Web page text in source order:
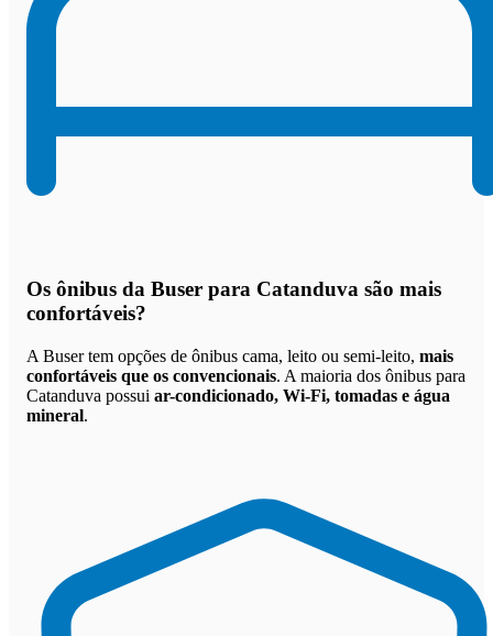
Os ônibus da Buser para Catanduva são mais
confortáveis?
A Buser tem opções de ônibus cama, leito ou semi-leito, mais
confortáveis que os convencionais. A maioria dos ônibus para
Catanduva possui ar-condicionado, Wi-Fi, tomadas e água
mineral.